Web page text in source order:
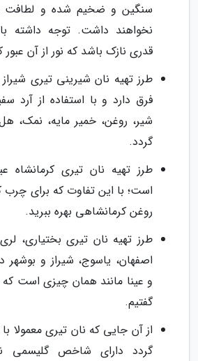
سنگین و ضخیم شده و لطافت
نخواهند داشت. توجه داشته
قدری نازک باشد که نور از آن عبور
طرز تهیه نان شیرینی تیری
فرق دارد و با استفاده از آرد
شیر، روغن، خمیر مایه،
گردد.
طرز تهیه نان تیری کرمانشاه
است؛ با این تفاوت که برای چرب
روغن کرمانشاهی بهره ببرید.
طرز تهیه نان تیری بختیاری،
اصفهان، یاسوج، شیراز و
و عینا مانند همان چیزی است که
گفتیم.
از آن جایی که نان تیری معمولا
گردد دارای شاخص گلیسمی